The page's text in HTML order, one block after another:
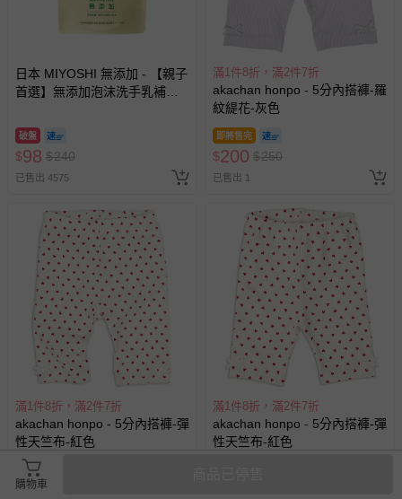
日本 MIYOSHI 無添加 - 【親子
首選】無添加泡沫洗手乳補充
破盤
$98 $240
已售出 4575
滿1件8折，滿2件7折
akachan honpo - 5分內搭褲-羅
紋緹花-灰色
即將售完
$200 $250
已售出 1
滿1件8折，滿2件7折
akachan honpo - 5分內搭褲-彈
性天竺布-紅色
即將售完
$200
滿1件8折，滿2件7折
akachan honpo - 5分內搭褲-彈
性天竺布-紅色
購物車